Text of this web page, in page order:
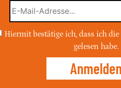
Hiermit bestätige ich, dass ich die
gelesen habe.